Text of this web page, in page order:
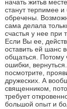
начать житьв
станут терпимее
обречены.
сама делала
счастья у нее при
Если Вы ее,
оставить ей шанс
общаться. Потому
ошибки,
посмотрите,
дружеских. А
священником,
требует
большой опыт и